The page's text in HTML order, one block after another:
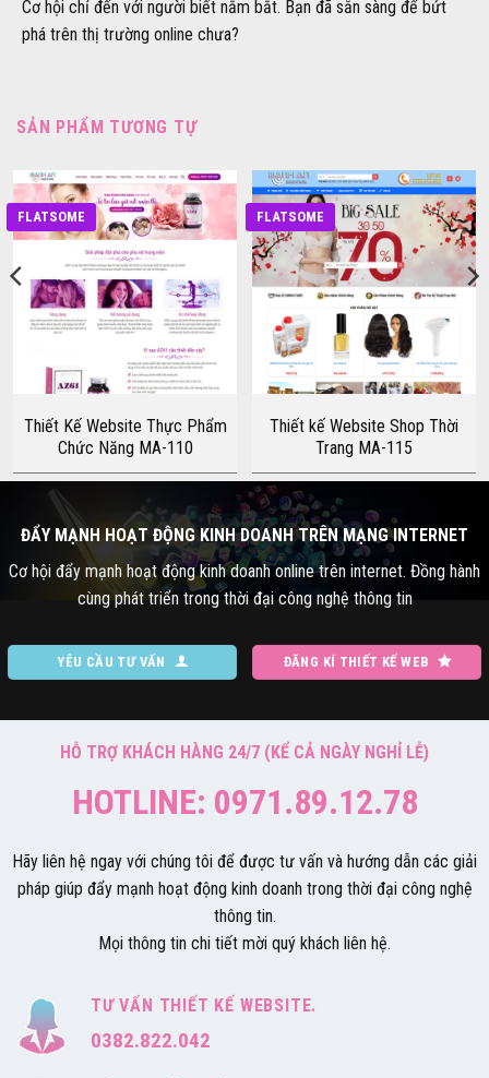
Cơ hội chỉ đến với người biết nắm bắt. Bạn đã sẵn sàng để bứt
phá trên thị trường online chưa?
SẢN PHẨM TƯƠNG TỰ
FLATSOME
Thiết Kế Website Thực Phẩm
Chức Năng MA-110
FLATSOME
Thiết kế Website Shop Thời
Trang MA-115
ĐẨY MẠNH HOẠT ĐỘNG KINH DOANH TRÊN MẠNG INTERNET
Cơ hội đẩy mạnh hoạt động kinh doanh online trên internet. Đồng hành
cùng phát triển trong thời đại công nghệ thông tin
YÊU CẦU TƯ VẤN ĐĂNG KÍ THIẾT KẾ WEB
HỖ TRỢ KHÁCH HÀNG 24/7 (KỂ CẢ NGÀY NGHỈ LỄ)
HOTLINE: 0971.89.12.78
Hãy liên hệ ngay với chúng tôi để được tư vấn và hướng dẫn các giải
pháp giúp đẩy mạnh hoạt động kinh doanh trong thời đại công nghệ
thông tin.
Mọi thông tin chi tiết mời quý khách liên hệ.
TƯ VẤN THIẾT KẾ WEBSITE.
0382.822.042